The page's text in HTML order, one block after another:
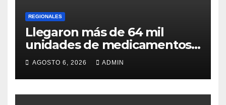
REGIONALES
Llegaron más de 64 mil
unidades de medicamentos
e insumos
AGOSTO 6, 2026 ADMIN